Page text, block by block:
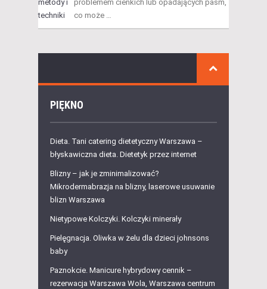
problemem cienkich lub opadających pasm,
co może …
PIĘKNO
Dieta. Tani catering dietetyczny Warszawa –
błyskawiczna dieta. Dietetyk przez internet
Blizny – jak je zminimalizować?
Mikrodermabrazja na blizny, laserowe usuwanie
blizn Warszawa
Nietypowe Kolczyki. Kolczyki minerały
Pielęgnacja. Oliwka w żelu dla dzieci johnsons
baby
Paznokcie. Manicure hybrydowy cennik –
rezerwacja Warszawa Wola, Warszawa centrum